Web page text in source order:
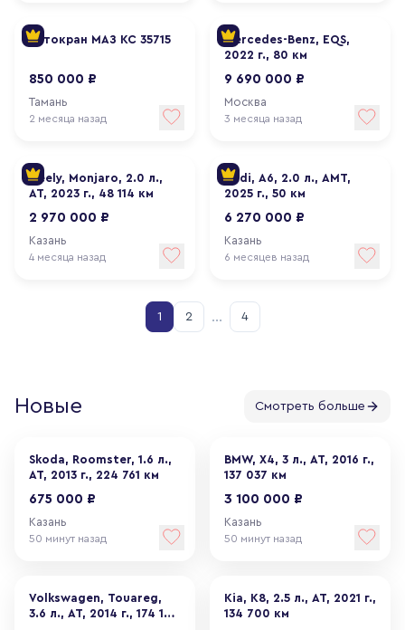
Автокран МАЗ КС 35715
850 000 ₽
Тамань
2 месяца назад
Mercedes-Benz, EQS,
2022 г., 80 км
9 690 000 ₽
Москва
3 месяца назад
Geely, Monjaro, 2.0 л.,
АТ, 2023 г., 48 114 км
2 970 000 ₽
Казань
4 месяца назад
Audi, A6, 2.0 л., АМТ,
2025 г., 50 км
6 270 000 ₽
Казань
6 месяцев назад
1 2 … 4
Новые Смотреть больше
Skoda, Roomster, 1.6 л.,
АТ, 2013 г., 224 761 км
675 000 ₽
Казань
50 минут назад
BMW, X4, 3 л., АТ, 2016 г.,
137 037 км
3 100 000 ₽
Казань
50 минут назад
Volkswagen, Touareg,
3.6 л., АТ, 2014 г., 174 179
Kia, K8, 2.5 л., АТ, 2021 г.,
134 700 км